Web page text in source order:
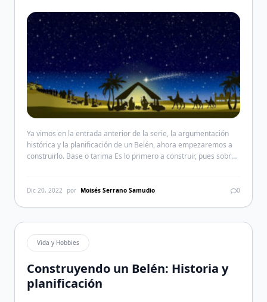
Ya vimos en la entrada anterior de la serie, la argumentación
histórica y la planificación de un Belén, ahora empezaremos a
construirlo. Base o tarima Es lo primero a construir, pues sobre
Dic 20, 2022 por Moisés Serrano Samudio 0
Vida y Hobbies
Construyendo un Belén: Historia y
planificación